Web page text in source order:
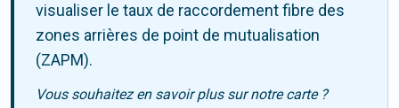
visualiser le taux de raccordement fibre des
zones arrières de point de mutualisation
(ZAPM).
Vous souhaitez en savoir plus sur notre carte ?